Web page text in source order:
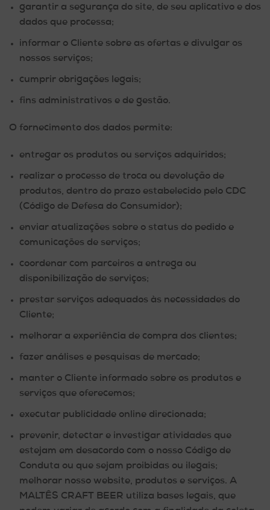
garantir a segurança do site, de seu aplicativo e dos
dados que processa;
informar o Cliente sobre as ofertas e divulgar os
nossos serviços;
cumprir obrigações legais;
fins administrativos e de gestão.
O fornecimento dos dados permite:
entregar os produtos ou serviços adquiridos;
realizar o processo de troca ou devolução de
produtos, dentro do prazo estabelecido pelo CDC
(Código de Defesa do Consumidor);
enviar atualizações sobre o status do pedido e
comunicações de serviços;
coordenar com parceiros a entrega ou
disponibilização de serviços;
prestar serviços adequados às necessidades do
Cliente;
melhorar a experiência de compra dos clientes;
fazer análises e pesquisas de mercado;
manter o Cliente informado sobre os produtos e
serviços que oferecemos;
executar publicidade online direcionada;
prevenir, detectar e investigar atividades que
estejam em desacordo com o nosso Código de
Conduta ou que sejam proibidas ou ilegais;
melhorar nosso website, produtos e serviços. A
MALTÊS CRAFT BEER utiliza bases legais, que